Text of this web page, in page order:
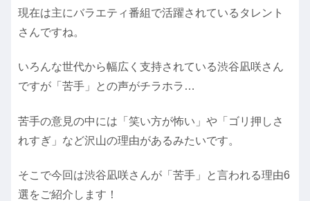
現在は主にバラエティ番組で活躍されているタレント
さんですね。
いろんな世代から幅広く支持されている渋谷凪咲さん
ですが「苦手」との声がチラホラ…
苦手の意見の中には「笑い方が怖い」や「ゴリ押しさ
れすぎ」など沢山の理由があるみたいです。
そこで今回は渋谷凪咲さんが「苦手」と言われる理由6
選をご紹介します！